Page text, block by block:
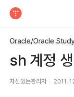
Oracle/Oracle
sh 계정
자신있는관리자 2011.